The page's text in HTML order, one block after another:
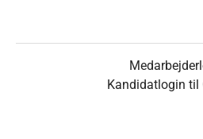
Kandidatlogin til